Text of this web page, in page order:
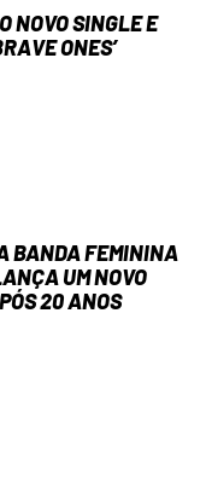
NOVO SINGLE E
ONES’
BANDA FEMININA
UM NOVO
20 ANOS